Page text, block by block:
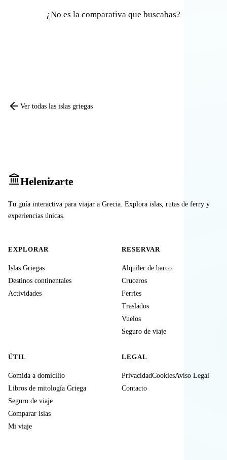
¿No es la comparativa que buscabas?
Ver todas las islas griegas
Helenizarte
Tu guía interactiva para viajar a Grecia. Explora islas, rutas de ferry y
experiencias únicas.
EXPLORAR
Islas Griegas
Destinos continentales
Actividades
RESERVAR
Alquiler de barco
Cruceros
Ferries
Traslados
Vuelos
Seguro de viaje
ÚTIL
Comida a domicilio
Libros de mitología Griega
Seguro de viaje
Comparar islas
Mi viaje
LEGAL
PrivacidadCookiesAviso Legal
Contacto